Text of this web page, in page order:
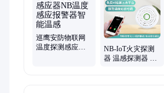
4G通话对讲器、拉绳紧急按钮、4G气感
台
巡鹰安防物联网
温度探测感应器
NB-IoT火灾探测
器 温感探测器 智